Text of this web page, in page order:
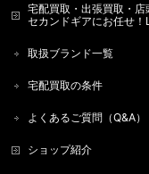
宅配買取・出張買取・
セカンドギアにお任せ！
取扱ブランド一覧
宅配買取の条件
よくあるご質問（Q&A）
ショップ紹介